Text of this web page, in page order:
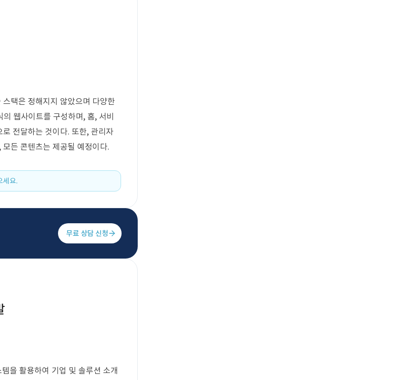
택은 정해지지 않았으며 다양한
웹사이트를 구성하며, 홈, 서비
전달하는 것이다. 또한, 관리자
든 콘텐츠는 제공될 예정이다.
세요.
무료 상담 신청
을 활용하여 기업 및 솔루션 소개